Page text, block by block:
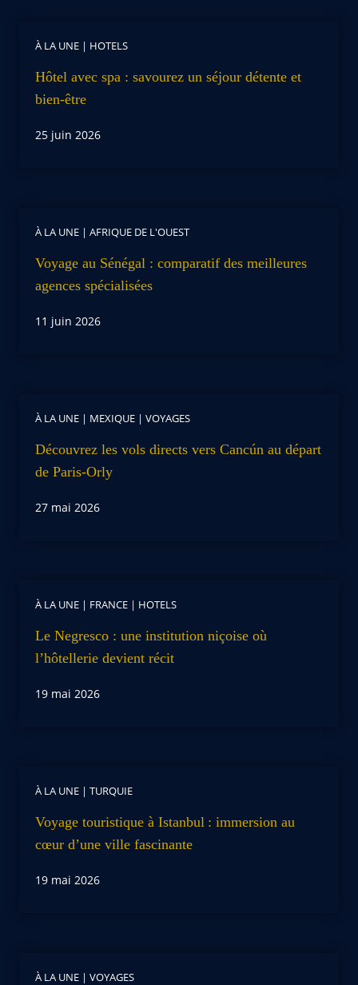
À LA UNE | HOTELS
Hôtel avec spa : savourez un séjour détente et
bien-être
25 juin 2026
À LA UNE | AFRIQUE DE L'OUEST
Voyage au Sénégal : comparatif des meilleures
agences spécialisées
11 juin 2026
À LA UNE | MEXIQUE | VOYAGES
Découvrez les vols directs vers Cancún au départ
de Paris-Orly
27 mai 2026
À LA UNE | FRANCE | HOTELS
Le Negresco : une institution niçoise où
l’hôtellerie devient récit
19 mai 2026
À LA UNE | TURQUIE
Voyage touristique à Istanbul : immersion au
cœur d’une ville fascinante
19 mai 2026
À LA UNE | VOYAGES